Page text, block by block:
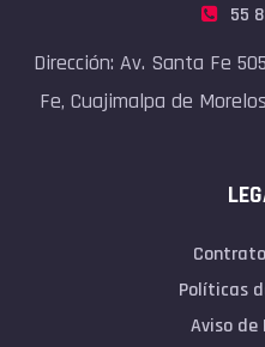
55
Dirección: Av. Santa Fe
Fe, Cuajimalpa de
Políticas
Aviso de